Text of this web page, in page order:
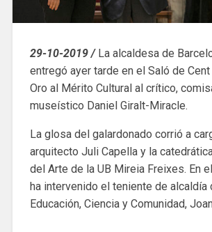
29-10-2019 /La alcaldesa de
entregó ayer tarde en el Saló de
Oro al Mérito Cultural al crítico,
museístico Daniel Giralt-Miracle.
La glosa del galardonado corrió a
arquitecto Juli Capella y la
del Arte de la UB Mireia Freixes. En
ha intervenido el teniente de alcaldía
Educación, Ciencia y Comunidad,